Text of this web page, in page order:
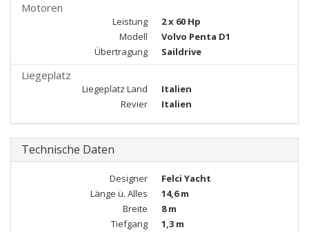
Motoren
Leistung
2 x 60 Hp
Modell
Volvo Penta D1
Übertragung
Saildrive
Liegeplatz
Liegeplatz Land
Italien
Revier
Italien
Technische Daten
Designer
Felci Yacht
Länge ü. Alles
14,6 m
Breite
8 m
Tiefgang
1,3 m